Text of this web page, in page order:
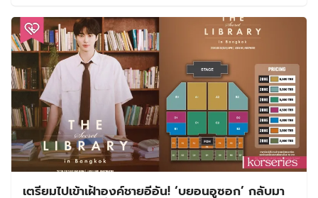
เตรียมไปเข้าเฝ้าองค์ชายอีอัน! ‘บยอนอูซอก’ กลับมา